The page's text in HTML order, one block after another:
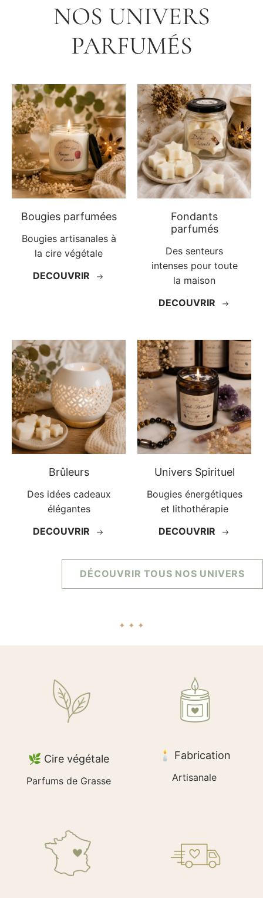
NOS UNIVERS
PARFUMÉS
Bougies parfumées
Bougies artisanales à
la cire végétale
DECOUVRIR
Fondants
parfumés
Des senteurs
intenses pour toute
la maison
DECOUVRIR
Brûleurs
Des idées cadeaux
élégantes
DECOUVRIR
Univers Spirituel
Bougies énergétiques
et lithothérapie
DECOUVRIR
DÉCOUVRIR TOUS NOS UNIVERS
✦ ✦ ✦
🌿 Cire végétale
Parfums de Grasse
🕯️ Fabrication
Artisanale